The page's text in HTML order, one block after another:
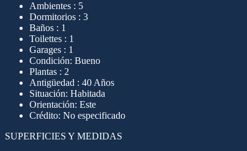
Ambientes : 5
Dormitorios : 3
Baños : 1
Toilettes : 1
Garages : 1
Condición: Bueno
Plantas : 2
Antigüedad : 40 Años
Situación: Habitada
Orientación: Este
Crédito: No especificado
SUPERFICIES Y MEDIDAS